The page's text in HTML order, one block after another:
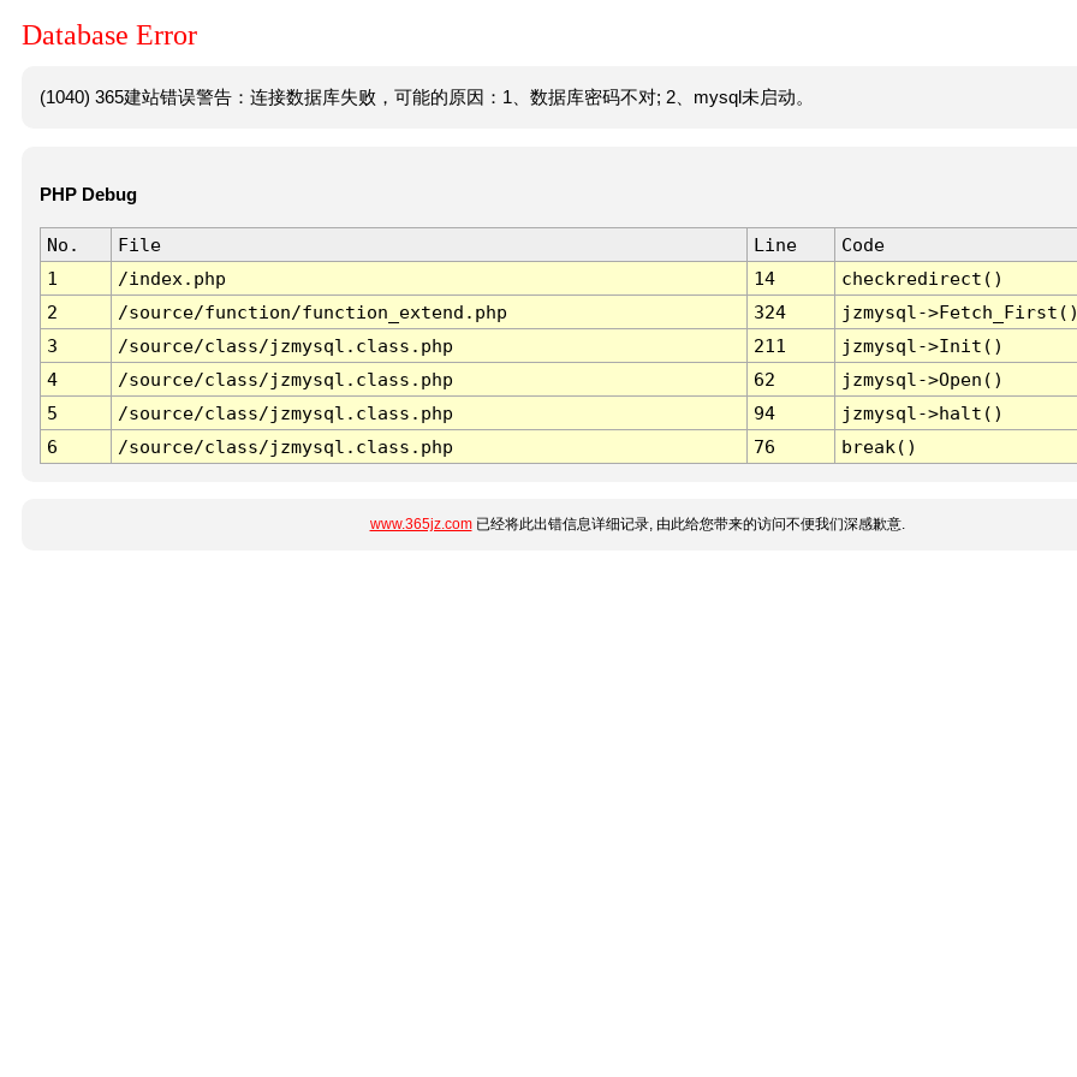
Database Error
(1040) 365建站错误警告：连接数据库失败，可能的原因：1、数据库密码不对; 2、mysql未启动。
PHP Debug
No. File Line
Code
1
/index.php 14
checkredirect()
2
/source/function/function_extend.php 324
jzmysql-
3
/source/class/jzmysql.class.php 211
jzmysql->Init()
4
/source/class/jzmysql.class.php 62
jzmysql->Open()
5
/source/class/jzmysql.class.php 94
jzmysql->halt()
6
/source/class/jzmysql.class.php 76 break()
www.365jz.com已经将此出错信息详细记录, 由此给您带来的访问不便我们深感歉意.